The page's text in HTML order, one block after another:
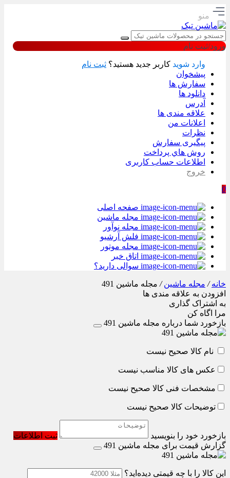
منو
ورود/ثبت نام
وارد شوید کاربر جدید هستید؟ ثبت نام
پیشخوان
سفارش ها
دانلود ها
آدرس
علاقه مندی ها
اعلانات من
نظرات
پیگیری سفارش
روش هاي پرداخت
اطلاعات حساب كاربری
خروج
0
صفحه اصلی
مجله ماشین
مجله نوآور
فلش آرشیو
مجله موتور
اتاق خبر
سوالی دارید؟
خانه/ مجله ماشین/ مجله ماشین 491
افزودن به علاقه مندی ها
به اشتراک گذاری
مرا اگاه کن
بازخورد شما درباره مجله ماشین 491
نام کالا صحیح نیست
عکس های کالا مناسب نیست
مشخصات فنی کالا صحیح نیست
توضیحات کالا صحیح نیست
بازخورد خود را بنویسید
ثبت اطلاعات
گزارش قیمت برای مجله ماشین 491
این کالا را با چه قیمتی دیده‌اید؟